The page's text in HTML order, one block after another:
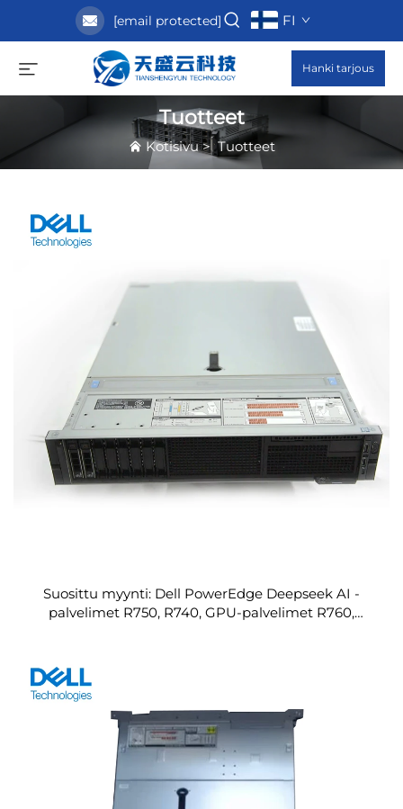
[email protected] FI
Hanki tarjous
Tuotteet
Kotisivu>Tuotteet
Suosittu myynti: Dell PowerEdge Deepseek AI -
palvelimet R750, R740, GPU-palvelimet R760,